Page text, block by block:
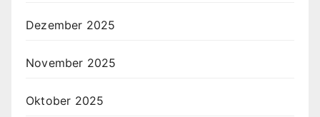
Dezember 2025
November 2025
Oktober 2025